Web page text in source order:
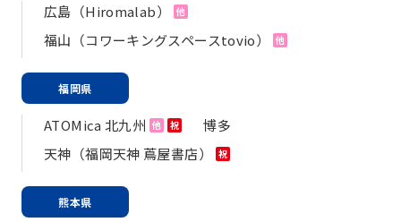
広島（Hiromalab） 他
福山（コワーキングスペースtovio） 他
福岡県
ATOMica 北九州 他 祝
博多
天神（福岡天神 蔦屋書店）
祝
熊本県